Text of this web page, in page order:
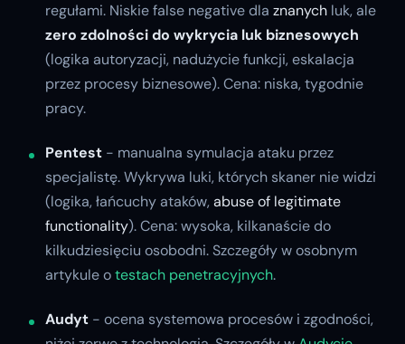
regułami. Niskie false negative dla znanych luk, ale
zero zdolności do wykrycia luk biznesowych
(logika autoryzacji, nadużycie funkcji, eskalacja
przez procesy biznesowe). Cena: niska, tygodnie
pracy.
Pentest - manualna symulacja ataku przez
specjalistę. Wykrywa luki, których skaner nie widzi
(logika, łańcuchy ataków,abuse of legitimate
functionality). Cena: wysoka, kilkanaście do
kilkudziesięciu osobodni. Szczegóły w osobnym
artykule otestach penetracyjnych.
Audyt - ocena systemowa procesów i zgodności,